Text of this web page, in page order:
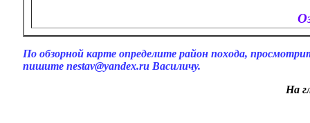
По обзорной карте определите район похода,
пишите nestav@yandex.ru Василичу.
На